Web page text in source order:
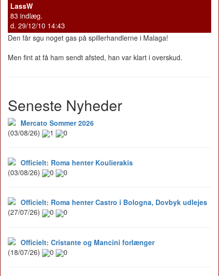
LassW
83 indlæg.
d. 29/12/10 14:43
Den får sgu noget gas på spillerhandlerne i Malaga!
Men fint at få ham sendt afsted, han var klart i overskud.
Seneste Nyheder
Mercato Sommer 2026
(03/08/26)
1 0
Officielt: Roma henter Koulierakis
(03/08/26)
0 0
Officielt: Roma henter Castro i Bologna, Dovbyk udlejes
(27/07/26)
0 0
Officielt: Cristante og Mancini forlænger
(18/07/26)
0 0